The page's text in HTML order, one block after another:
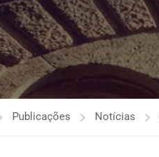
Publicações Notícias